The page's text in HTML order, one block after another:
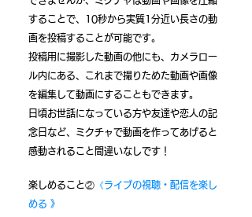
することで、10秒から実質1分近い長さの動
画を投稿することが可能です。
投稿用に撮影した動画の他にも、カメラロー
ル内にある、これまで撮りためた動画や画像
を編集して動画にすることもできます。
​日頃お世話になっている方や友達や恋人の記
念日など、ミクチャで動画を作ってあげると
感動されること間違いなしです！
楽しめること② 《ライブの視聴・配信を楽し
める 》